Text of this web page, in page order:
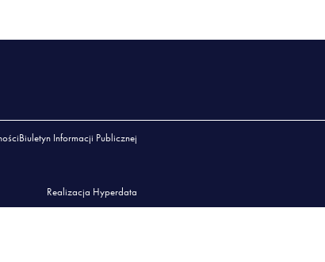
Biuletyn Informacji Publicznej
Realizacja Hyperdata